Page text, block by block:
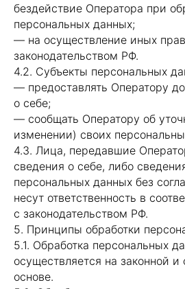
бездействие Оператора при
персональных данных;
— на осуществление иных
законодательством РФ.
4.2. Субъекты персональных
— предоставлять Оператору
о себе;
— сообщать Оператору об
изменении) своих
4.3. Лица, передавшие
сведения о себе, либо
персональных данных без
несут ответственность в
с законодательством РФ.
5. Принципы обработки
5.1. Обработка персональных
осуществляется на законной и
основе.